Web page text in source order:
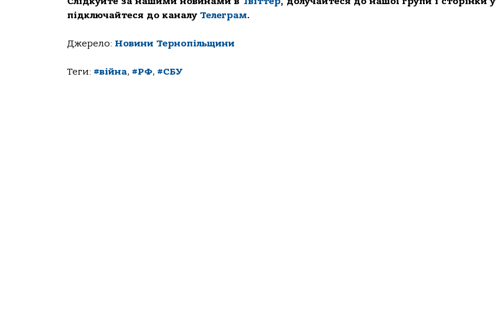
підключайтеся до каналу Телеграм.
Джерело: Новини Тернопільщини
Теги: #війна, #РФ, #СБУ